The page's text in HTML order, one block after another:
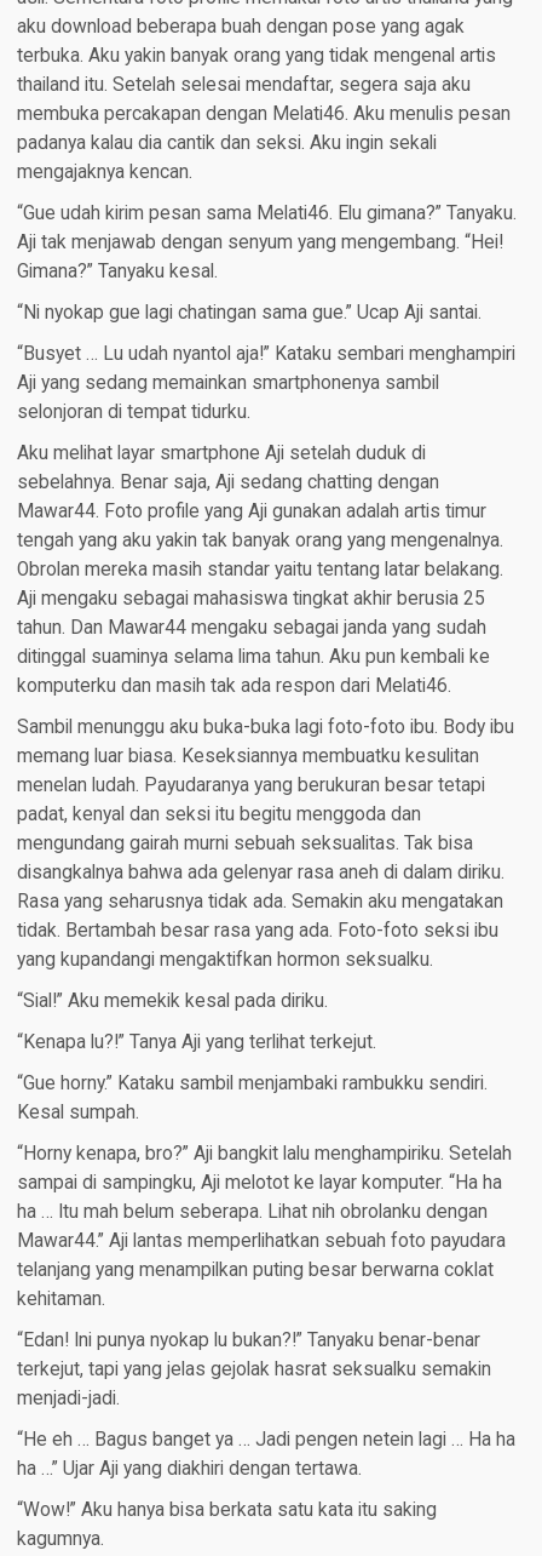
aku download beberapa buah dengan pose yang agak
terbuka. Aku yakin banyak orang yang tidak mengenal artis
thailand itu. Setelah selesai mendaftar, segera saja aku
membuka percakapan dengan Melati46. Aku menulis pesan
padanya kalau dia cantik dan seksi. Aku ingin sekali
mengajaknya kencan.
“Gue udah kirim pesan sama Melati46. Elu gimana?” Tanyaku.
Aji tak menjawab dengan senyum yang mengembang. “Hei!
Gimana?” Tanyaku kesal.
“Ni nyokap gue lagi chatingan sama gue.” Ucap Aji santai.
“Busyet … Lu udah nyantol aja!” Kataku sembari menghampiri
Aji yang sedang memainkan smartphonenya sambil
selonjoran di tempat tidurku.
Aku melihat layar smartphone Aji setelah duduk di
sebelahnya. Benar saja, Aji sedang chatting dengan
Mawar44. Foto profile yang Aji gunakan adalah artis timur
tengah yang aku yakin tak banyak orang yang mengenalnya.
Obrolan mereka masih standar yaitu tentang latar belakang.
Aji mengaku sebagai mahasiswa tingkat akhir berusia 25
tahun. Dan Mawar44 mengaku sebagai janda yang sudah
ditinggal suaminya selama lima tahun. Aku pun kembali ke
komputerku dan masih tak ada respon dari Melati46.
Sambil menunggu aku buka-buka lagi foto-foto ibu. Body ibu
memang luar biasa. Keseksiannya membuatku kesulitan
menelan ludah. Payudaranya yang berukuran besar tetapi
padat, kenyal dan seksi itu begitu menggoda dan
mengundang gairah murni sebuah seksualitas. Tak bisa
disangkalnya bahwa ada gelenyar rasa aneh di dalam diriku.
Rasa yang seharusnya tidak ada. Semakin aku mengatakan
tidak. Bertambah besar rasa yang ada. Foto-foto seksi ibu
yang kupandangi mengaktifkan hormon seksualku.
“Sial!” Aku memekik kesal pada diriku.
“Kenapa lu?!” Tanya Aji yang terlihat terkejut.
“Gue horny.” Kataku sambil menjambaki rambukku sendiri.
Kesal sumpah.
“Horny kenapa, bro?” Aji bangkit lalu menghampiriku. Setelah
sampai di sampingku, Aji melotot ke layar komputer. “Ha ha
ha … Itu mah belum seberapa. Lihat nih obrolanku dengan
Mawar44.” Aji lantas memperlihatkan sebuah foto payudara
telanjang yang menampilkan puting besar berwarna coklat
kehitaman.
“Edan! Ini punya nyokap lu bukan?!” Tanyaku benar-benar
terkejut, tapi yang jelas gejolak hasrat seksualku semakin
menjadi-jadi.
“He eh … Bagus banget ya … Jadi pengen netein lagi … Ha ha
ha …” Ujar Aji yang diakhiri dengan tertawa.
“Wow!” Aku hanya bisa berkata satu kata itu saking
kagumnya.